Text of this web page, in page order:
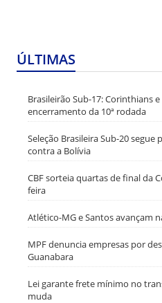
ÚLTIMAS
Brasileirão Sub-17: Corinthians
encerramento da 10ª rodada
Seleção Brasileira Sub-20
contra a Bolívia
CBF sorteia quartas de final da
feira
Atlético-MG e Santos avançam
MPF denuncia empresas por
Guanabara
Lei garante frete mínimo no
muda